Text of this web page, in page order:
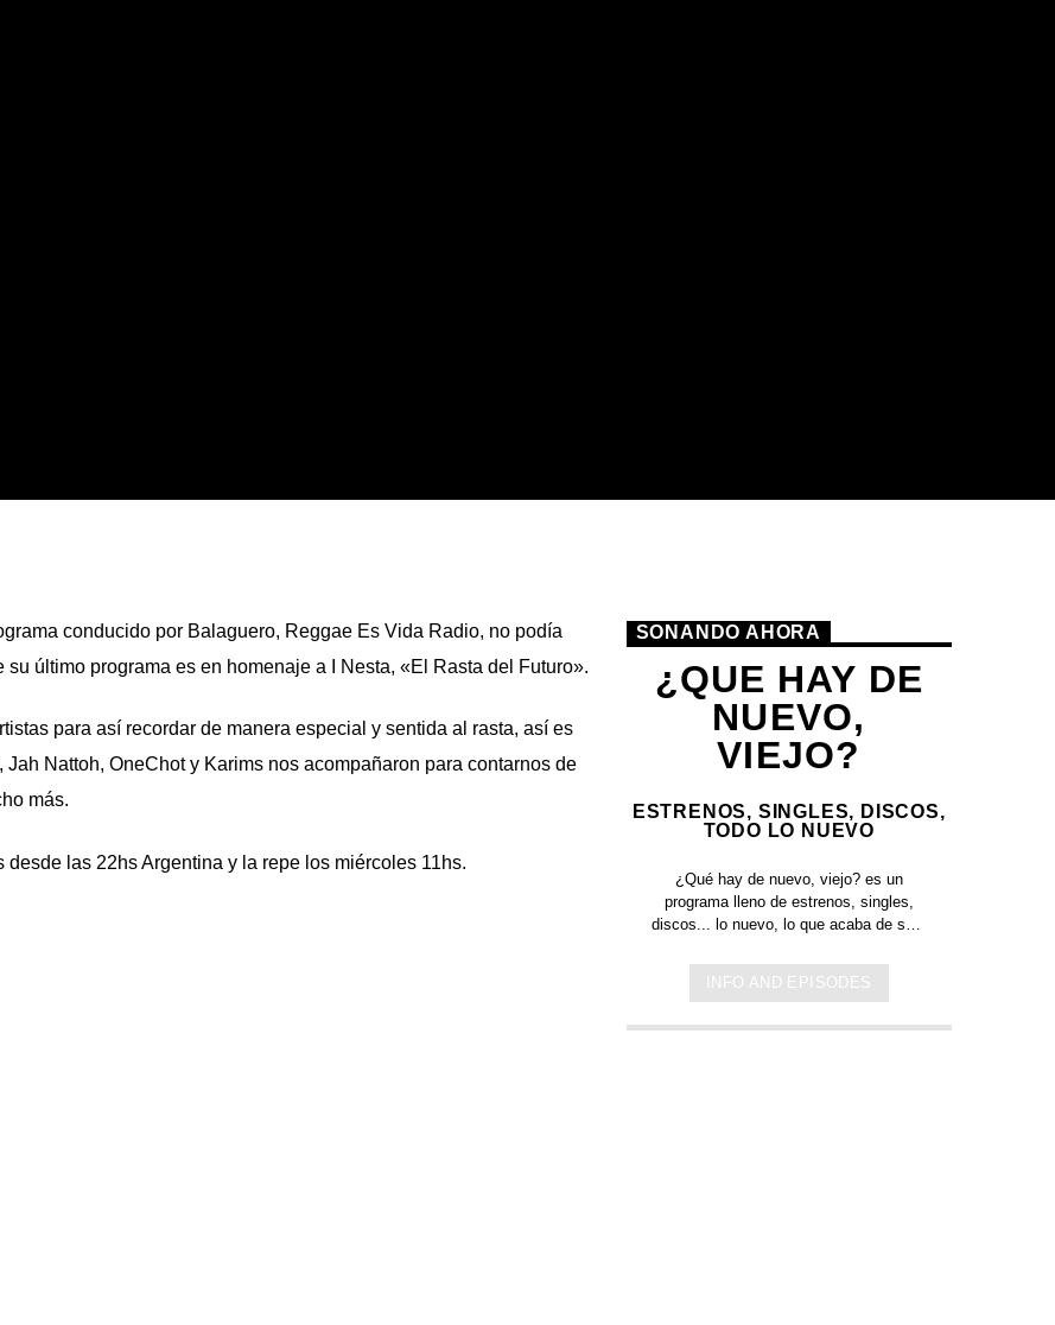
conducido por Balaguero, Reggae Es Vida Radio, no podía
último programa es en homenaje a I Nesta, «El Rasta del Futuro».
para así recordar de manera especial y sentida al rasta, así es
Nattoh, OneChot y Karimsnos acompañaron para contarnos de
más.
las 22hs Argentina y la repe los miércoles 11hs.
SONANDO AHORA
¿QUE HAY DE
NUEVO,
VIEJO?
ESTRENOS, SINGLES, DISCOS,
TODO LO NUEVO
¿Qué hay de nuevo, viejo?es un
programa lleno de estrenos, singles,
discos... lo nuevo, lo que acaba de salir
lo escuchas acá. Sin cortes y
conducido por:Bugs Bunny,el conejo
INFO AND EPISODES